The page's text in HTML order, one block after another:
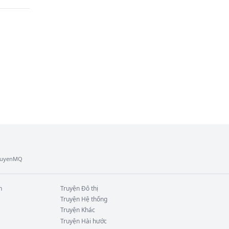
TruyệnĐô thị
Truyện Hệ thống
Truyện Khác
Truyện Hài hước